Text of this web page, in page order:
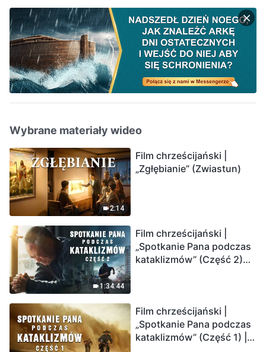
Wybrane materiały wideo
2:14
Film chrześcijański |
„Zgłębianie” (Zwiastun)
1:34:44
Film chrześcijański |
„Spotkanie Pana podczas
kataklizmów” (Część 2)
Ludzkość weszła w
odliczanie. Czy znalazłeś
już drogę ocalenia?
Film chrześcijański |
„Spotkanie Pana podczas
kataklizmów” (Część 1) |